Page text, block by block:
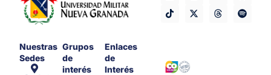
Nuestras
Sedes
Grupos
de
interés
Enlaces
de
Interés